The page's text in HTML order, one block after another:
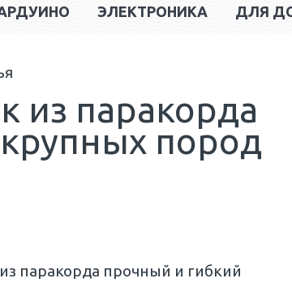
ЭЛЕКТРОНИКА ДЛЯ
из паракорда
пород
паракорда прочный и гибкий